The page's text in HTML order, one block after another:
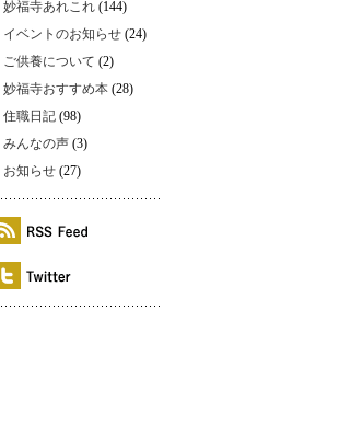
妙福寺あれこれ (144)
イベントのお知らせ (24)
ご供養について (2)
妙福寺おすすめ本 (28)
住職日記 (98)
みんなの声 (3)
お知らせ (27)